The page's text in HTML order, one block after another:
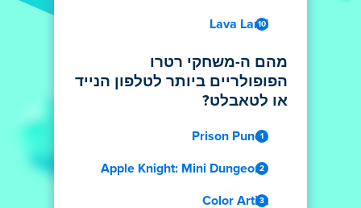
Lava Land
מהם ה-משחקי רטרו
הפופולריים ביותר לטלפון הנייד
או לטאבלט?
Prison Punch
Apple Knight: Mini Dungeons
Color Artist